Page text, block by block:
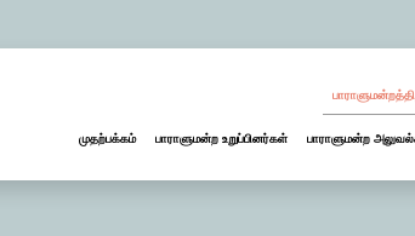
முதற்பக்கம் பாராளுமன்ற உறுப்பினர்கள் பாராளுமன்ற